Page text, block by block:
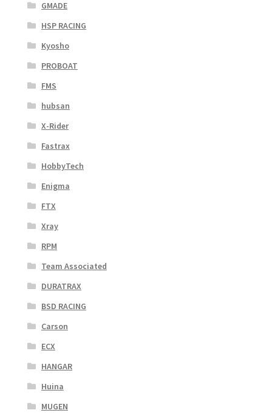
GMADE
HSP RACING
Kyosho
PROBOAT
FMS
hubsan
X-Rider
Fastrax
HobbyTech
Enigma
FTX
Xray
RPM
Team Associated
DURATRAX
BSD RACING
Carson
ECX
HANGAR
Huina
MUGEN